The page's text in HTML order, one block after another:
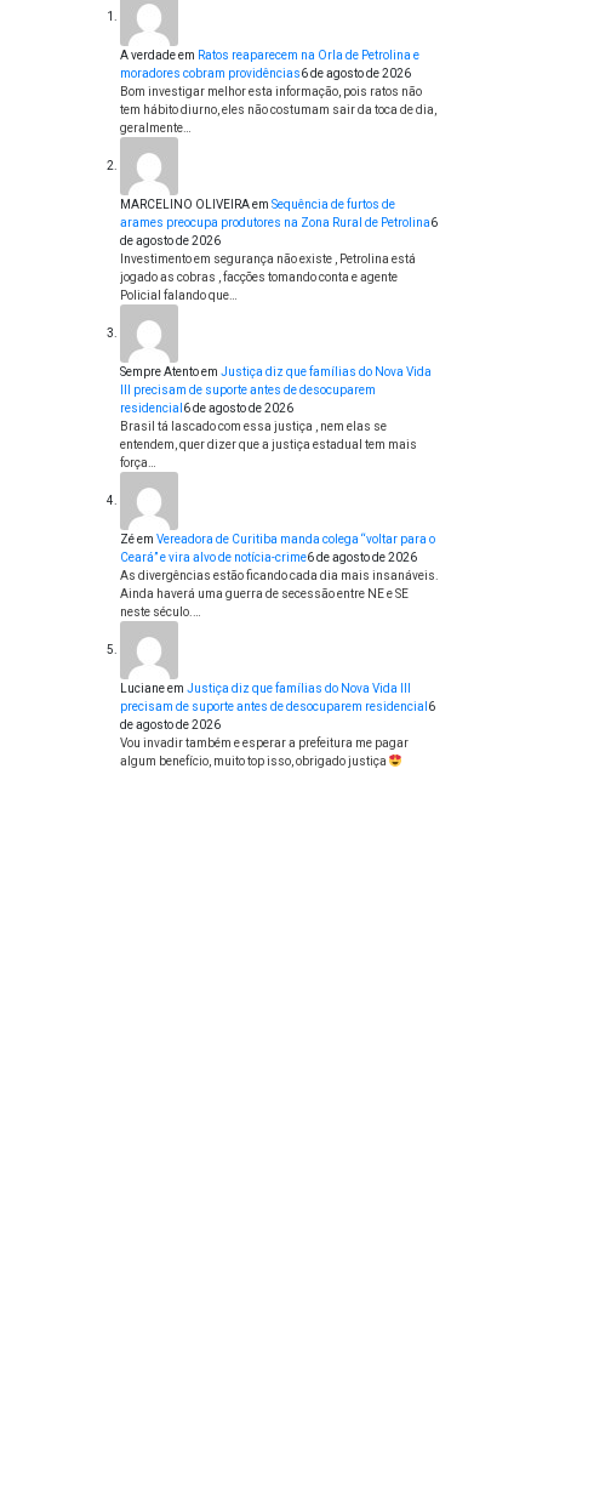
A verdadeem Ratos reaparecem na Orla de Petrolina e
moradores cobram providências6 de agosto de 2026
Bom investigar melhor esta informação, pois ratos não
tem hábito diurno, eles não costumam sair da toca de dia,
geralmente…
MARCELINO OLIVEIRAem Sequência de furtos de
arames preocupa produtores na Zona Rural de Petrolina6
de agosto de 2026
Investimento em segurança não existe , Petrolina está
jogado as cobras , facções tomando conta e agente
Policial falando que…
Sempre Atentoem Justiça diz que famílias do Nova Vida
III precisam de suporte antes de desocuparem
residencial 6 de agosto de 2026
Brasil tá lascado com essa justiça , nem elas se
entendem, quer dizer que a justiça estadual tem mais
força…
Zéem Vereadora de Curitiba manda colega “voltar para o
Ceará” e vira alvo de notícia-crime6 de agosto de 2026
As divergências estão ficando cada dia mais insanáveis.
Ainda haverá uma guerra de secessão entre NE e SE
neste século.…
Lucianeem Justiça diz que famílias do Nova Vida III
precisam de suporte antes de desocuparem residencial 6
de agosto de 2026
Vou invadir também e esperar a prefeitura me pagar
algum benefício, muito top isso, obrigado justiça